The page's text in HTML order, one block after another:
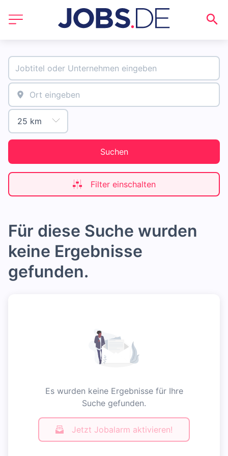
Suchen
Filter einschalten
Für diese Suche wurden
keine Ergebnisse
gefunden.
Es wurden keine Ergebnisse für Ihre
Suche gefunden.
Jetzt Jobalarm aktivieren!